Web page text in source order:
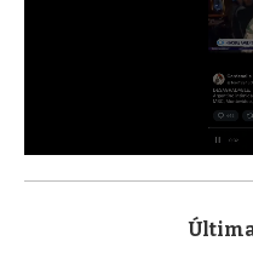
s